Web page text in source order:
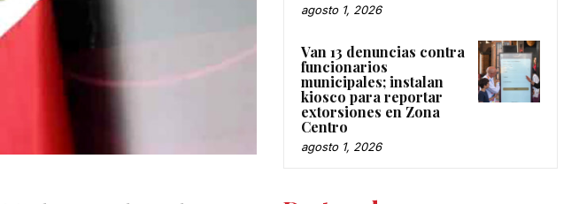
agosto 1, 2026
Van 13 denuncias contra
funcionarios
municipales; instalan
kiosco para reportar
extorsiones en Zona
Centro
agosto 1, 2026